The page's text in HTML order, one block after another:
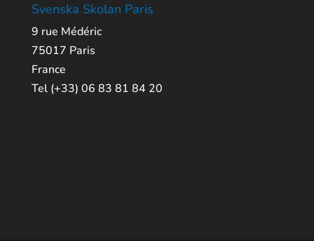
Svenska Skolan Paris
9 rue Médéric
75017 Paris
France
Tel (+33) 06 83 81 84 20